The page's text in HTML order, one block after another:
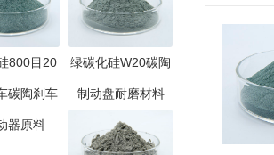
800目20
碳陶刹车
器原料
绿碳化硅W20碳陶
制动盘耐磨材料